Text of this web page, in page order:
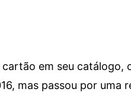
em seu catálogo,
mas passou por uma